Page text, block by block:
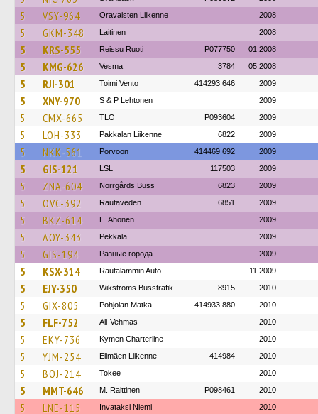
5 VSY-964 Oravaisten Liikenne 2008
5 GKM-348 Laitinen 2008
5 KRS-555 Reissu Ruoti P077750 01.2008
5 KMG-626 Vesma 3784 05.2008
5 RJI-301 Toimi Vento 414293 646 2009
5 XNY-970 S & P Lehtonen 2009
5 CMX-665 TLO P093604 2009
5 LOH-333 Pakkalan Liikenne 6822 2009
5 NKK-561 Porvoon 414469 692 2009
5 GIS-121 LSL 117503 2009
5 ZNA-604 Norrgårds Buss 6823 2009
5 OVC-392 Rautaveden 6851 2009
5 BKZ-614 E. Ahonen 2009
5 AOY-343 Pekkala 2009
5 GIS-194 Разные города 2009
5 KSX-314 Rautalammin Auto 11.2009
5 EJY-350 Wikströms Busstrafik 8915 2010
5 GIX-805 Pohjolan Matka 414933 880 2010
5 FLF-752 Ali-Vehmas 2010
5 EKY-736 Kymen Charterline 2010
5 YJM-254 Elimäen Liikenne 414984 2010
5 BOJ-214 Tokee 2010
5 MMT-646 M. Raittinen P098461 2010
5 LNE-115 Invataksi Niemi 2010